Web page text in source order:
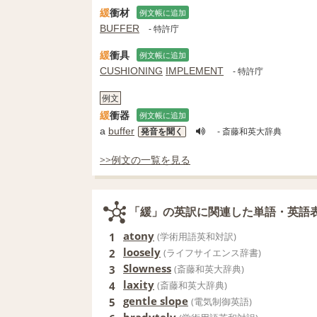
緩衝材 例文帳に追加
BUFFER - 特許庁
緩衝具 例文帳に追加
CUSHIONING IMPLEMENT - 特許庁
例文
緩衝器 例文帳に追加
a buffer 発音を聞く - 斎藤和英大辞典
>>例文の一覧を見る
「緩」の英訳に関連した単語・英語
1 atony (学術用語英和対訳)
2 loosely (ライフサイエンス辞書)
3 Slowness (斎藤和英大辞典)
4 laxity (斎藤和英大辞典)
5 gentle slope (電気制御英語)